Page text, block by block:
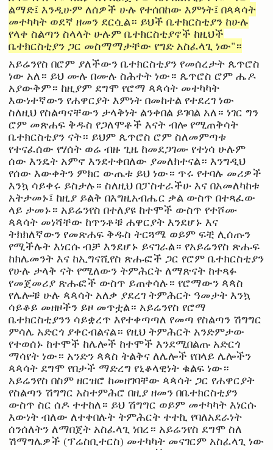
ልማድ፤ እንዲሁም ለሰዎች ሁሉ የተሰበከው እምነት፤ በጳጳሳት
መተካካት ወደኛ ዘመን ደርሷል። ይህች ቤተክርስቲያን ከሁሉ
የላቀ ስልጣን ስላላት ሁሉም ቤተክርስቲያኖች ከዚህች
ቤተክርስቲያን ጋር መስማማታቸው የግድ አስፈላጊ ነው"።
አይሬንየስ በሮም ያለችውን ቤተክርስቲያን የመሰረታት ጴጥሮስ
ነው አለ። ይህ ሙሉ በሙሉ ስሕተት ነው። ጴጥሮስ ሮም ሔዶ
አያውቅም። ከዚያም ደግሞ የሮማ ጳጳሳት መተካካት
እውነተኛውን የሐዋርያት እምነት በመከተል የተደረገ ነው
ስለዚህ የስልጣናቸውን ታላቅነት ልንቀበል ይገባል አለ። ነገር ግን
ሮም መጽሐፍ ቅዱስ የጋለሞቶች እናት ብሎ የሚጠቅሳት
ቤተክርስቲያን ናት። ይህም ጴጥሮስ ሮም ስለመምጣቱ
የተናፈሰው የሃሰት ወሬ ብዙ ጊዜ ከመደጋገሙ የተነሳ ሁሉም
ሰው እንዴት አምኖ እንደተቀበለው ያመለክተናል። እንግዲህ
የሰው እውቀትን ምክር ውጤቱ ይህ ነው። ጥሩ የተባሉ መሪዎች
እንኳ ሳይቀሩ ይስታሉ። ስለዚህ በፓስተራችሁ እና በአመለካከቱ
አትታመኑ፤ ከዚያ ይልቅ በእግዚአብሔር ቃል ውስጥ በተጻፈው
ላይ ታመኑ። አይሬንየስ በተለያዩ ከተሞች ውስጥ የተሾሙ
ጳጳሳት መነሻቸው ከጥንቶቹ ሐዋርያት እንደሆኑ እና
ትክክለኛውን የመጽሐፍ ቅዱስ ትርጓሜ ወይም ፍቺ ሊሰጡን
የሚችሉት እነርሱ ብቻ እንደሆኑ ይናገራል። የአይሬንየስ ጽሑፍ
ከክሌመንት እና ከኢግናሺየስ ጽሑፎች ጋር የሮም ቤተክርስቲያን
የሁሉ ታላቅ ናት የሚለውን ትምሕርት ለማጽናት ከተጻፉ
የመጀመሪያ ጽሑፎች ውስጥ ይጠቀሳሉ። የሮማውን ጳጳስ
የሌሎቹ ሁሉ ጳጳሳት አለቃ ያደረገ ትምሕርት ዓመታት እንኳ
ሳይቆይ መዘዞችን ይዞ መጥቷል። አይሬንየስ የሮማ
ቤተክርስቲያንን ሳይቋረጥ እየተቀጣጣለ የመጣ የስልጣን ሽግግር
ምሳሌ አድርጎ ያቀርብልናል። የዚህ ትምሕርት አንድምታው
የተወሰኑ ከተሞች ከሌሎች ከተሞች እንደሚበልጡ አድርጎ
ማሳየት ነው። አንድን ጳጳስ ትልቅና ለሌሎች የበላይ ሌሎችን
ጳጳሳት ደግሞ የበታች ማድረግ የኒቆላዊነት ቁልፍ ነው።
አይሬንየስ በስም ዘርዝሮ ከመዘገባቸው ጳጳሳት ጋር የሐዋርያት
የስልጣን ሽግግር አስተምሕሮ በዚያ ዘመን በቤተክርስቲያን
ውስጥ ስር ሰዶ ተተከለ። ይህ ሽግግር ወይም መተካካት እነርሱ
እውነት ብለው ለተቀበሉት ትምሕርት ተተኪ የባለአደራነት
ሰንሰለትን ለማበጀት አስፈላጊ ነበረ። አይሬንየስ ደግሞ ስለ
ሽማግሌዎች (ፕሬስቢተርስ) መተካካት መናገርም አስፈላጊ ነው